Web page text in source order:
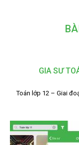
GIA SƯ
Toán lớp 12 – Giai